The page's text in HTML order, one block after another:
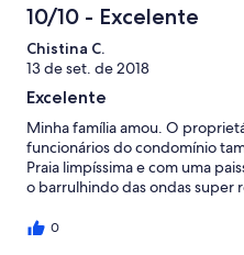
10/10 - Excelente
Chistina C.
13 de set. de 2018
Excelente
Minha família amou. O
funcionários do condomínio
Praia limpíssima e com uma
o barrulhindo das ondas super
0